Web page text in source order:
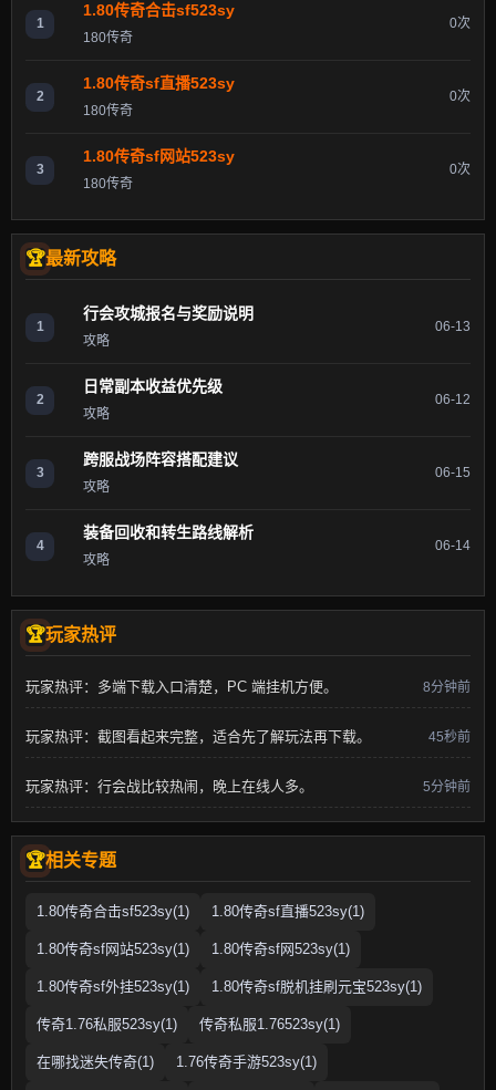
1
1.80传奇合击sf523sy
180传奇
0次
2
1.80传奇sf直播523sy
180传奇
0次
3
1.80传奇sf网站523sy
180传奇
0次
最新攻略
1
行会攻城报名与奖励说明
攻略
06-13
2
日常副本收益优先级
攻略
06-12
3
跨服战场阵容搭配建议
攻略
06-15
4
装备回收和转生路线解析
攻略
06-14
玩家热评
玩家热评：多端下载入口清楚，PC 端挂机方便。 8分钟前
玩家热评：截图看起来完整，适合先了解玩法再下载。 45秒前
玩家热评：行会战比较热闹，晚上在线人多。 5分钟前
相关专题
1.80传奇合击sf523sy(1) 1.80传奇sf直播523sy(1)
1.80传奇sf网站523sy(1) 1.80传奇sf网523sy(1)
1.80传奇sf外挂523sy(1) 1.80传奇sf脱机挂刷元宝523sy(1)
传奇1.76私服523sy(1) 传奇私服1.76523sy(1)
在哪找迷失传奇(1) 1.76传奇手游523sy(1)